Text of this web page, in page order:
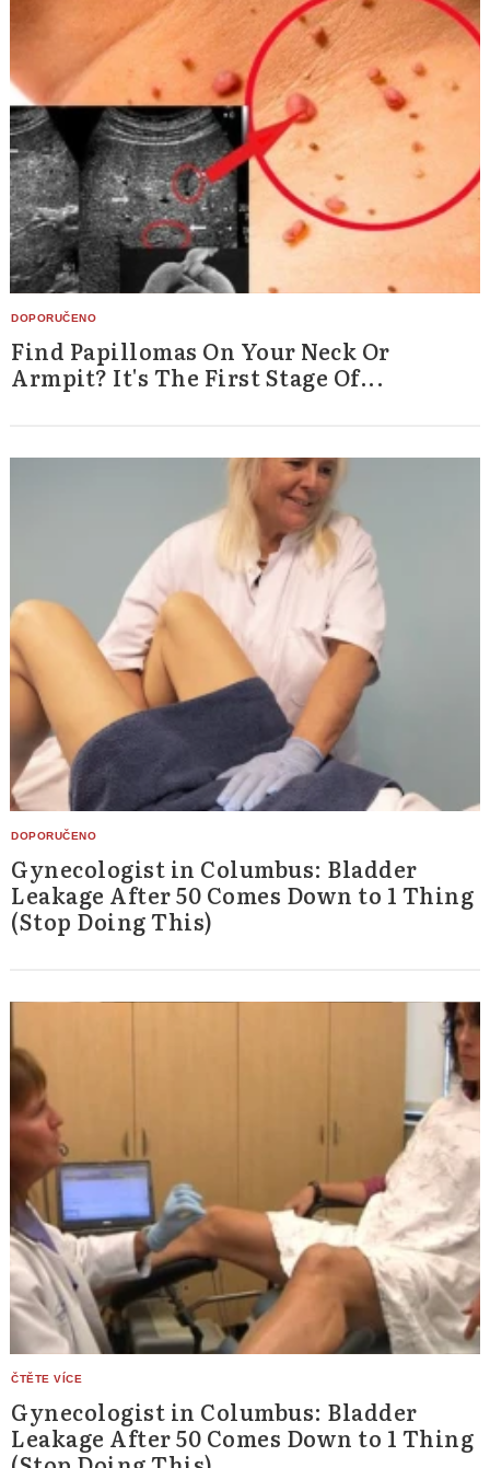
Find Papillomas On Your Neck Or
Armpit? It's The First Stage Of...
Gynecologist in Columbus: Bladder
Leakage After 50 Comes Down to 1 Thing
(Stop Doing This)
Gynecologist in Columbus: Bladder
Leakage After 50 Comes Down to 1 Thing